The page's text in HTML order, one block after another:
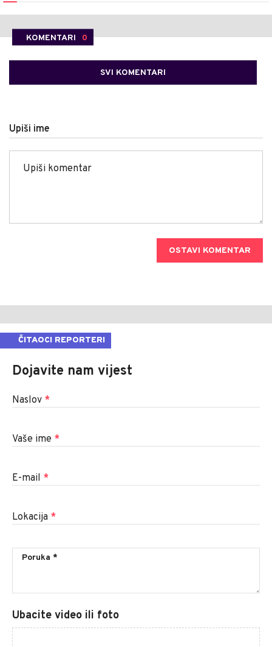
KOMENTARI 0
SVI KOMENTARI
Upiši ime
OSTAVI KOMENTAR
ČITAOCI REPORTERI
Dojavite nam vijest
Naslov *
Vaše ime *
E-mail *
Lokacija *
Ubacite video ili foto